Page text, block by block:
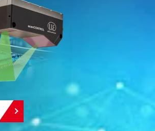
<1 nm | Geoptimaliseerd voor